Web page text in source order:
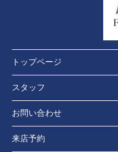
トップページ
スタッフ
お問い合わせ
来店予約